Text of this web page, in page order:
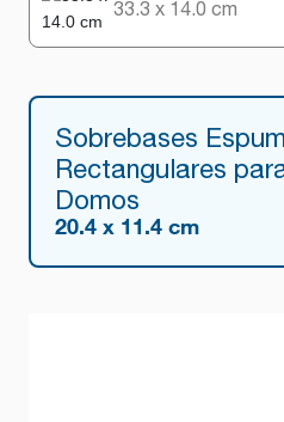
33.3 x 14.0 cm
Sobrebases
Rectangulares
Domos
20.4 x 11.4 cm